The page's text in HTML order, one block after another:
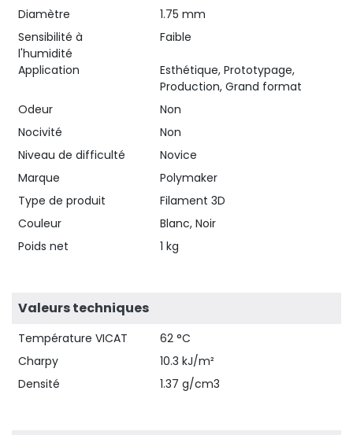
Diamètre
1.75 mm
Sensibilité à
l'humidité
Faible
Application
Esthétique, Prototypage,
Production, Grand format
Odeur
Non
Nocivité
Non
Niveau de difficulté
Novice
Marque
Polymaker
Type de produit
Filament 3D
Couleur
Blanc, Noir
Poids net
1 kg
Valeurs techniques
Température VICAT
62 °C
Charpy
10.3 kJ/m²
Densité
1.37 g/cm3